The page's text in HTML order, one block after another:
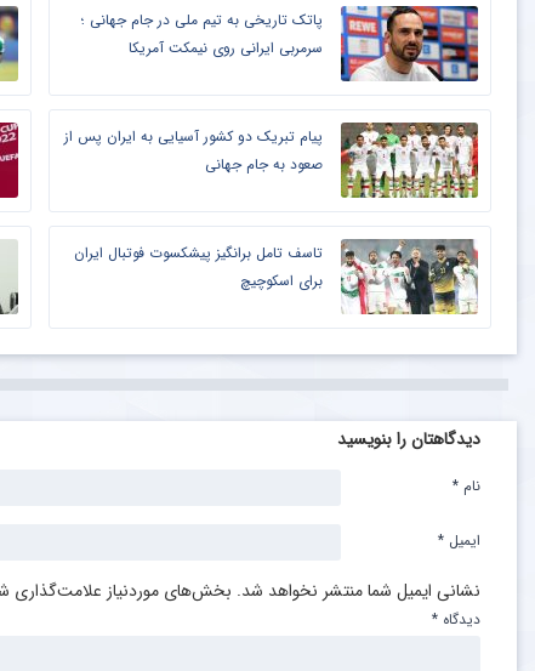
پاتک تاریخی به تیم ملی در جام جهانی ؛
سرمربی ایرانی روی نیمکت آمریکا
پیام تبریک دو کشور آسیایی به ایران پس از
صعود به جام جهانی
تاسف تامل برانگیز پیشکسوت فوتبال ایران
برای اسکوچیچ
دیدگاهتان را بنویسید
نشانی ایمیل شما منتشر نخواهد شد. بخش‌های موردنیاز علامت‌گذاری
دیدگاه *
نام *
ایمیل *